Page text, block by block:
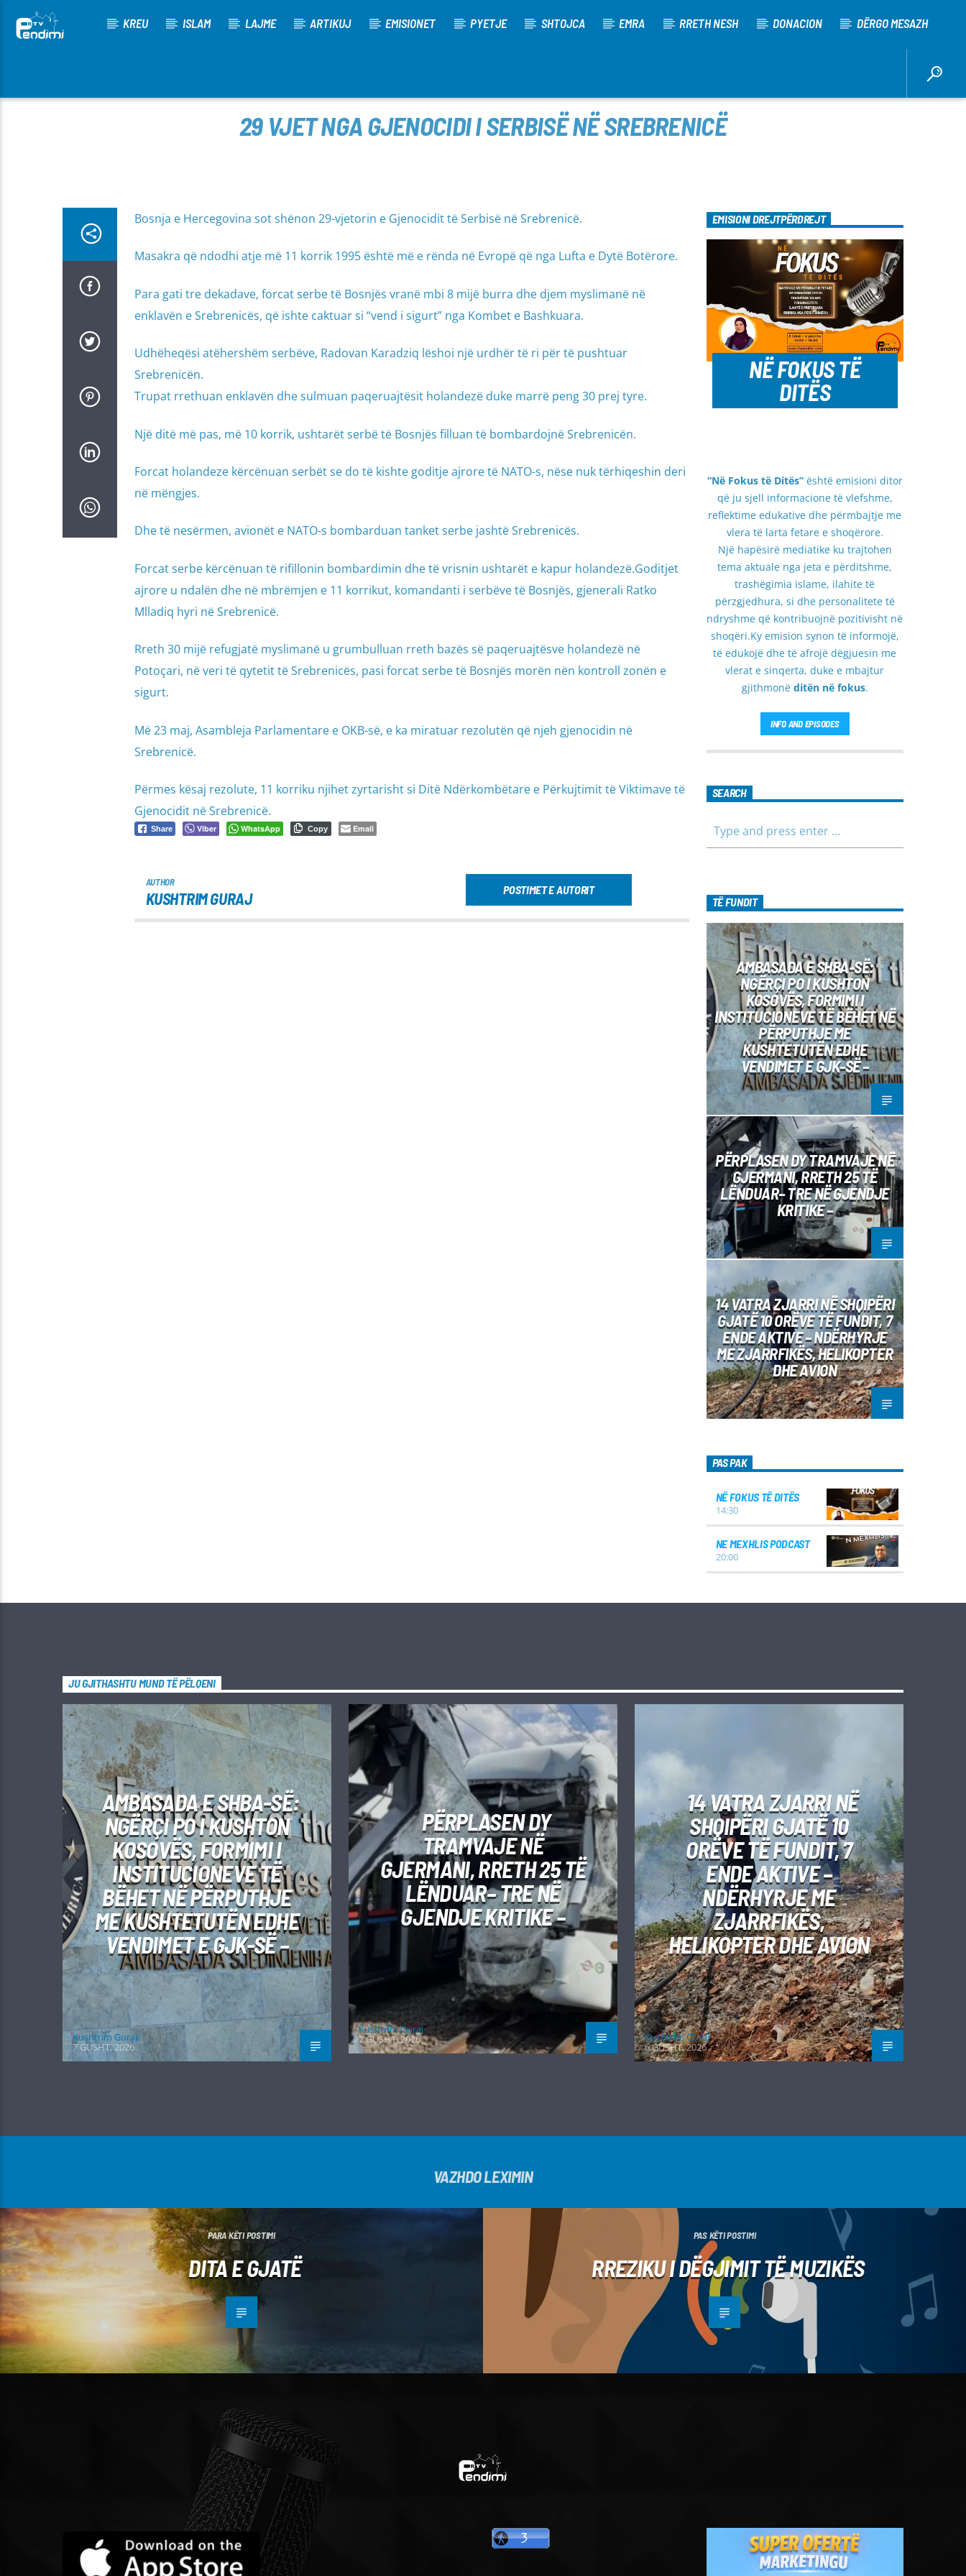
KREU ISLAM LAJME ARTIKUJ EMISIONET PYETJE SHTOJCA EMRA RRETH NESH DONACION DËRGO MESAZH
29 VJET NGA GJENOCIDI I SERBISË NË SREBRENICË
Bosnja e Hercegovina sot shënon 29-vjetorin e Gjenocidit të Serbisë në Srebrenicë.
Masakra që ndodhi atje më 11 korrik 1995 është më e rënda në Evropë që nga Lufta e Dytë Botërore.
Para gati tre dekadave, forcat serbe të Bosnjës vranë mbi 8 mijë burra dhe djem myslimanë në
enklavën e Srebrenicës, që ishte caktuar si “vend i sigurt” nga Kombet e Bashkuara.
Udhëheqësi atëhershëm serbëve, Radovan Karadziq lëshoi një urdhër të ri për të pushtuar
Srebrenicën.
Trupat rrethuan enklavën dhe sulmuan paqeruajtësit holandezë duke marrë peng 30 prej tyre.
Një ditë më pas, më 10 korrik, ushtarët serbë të Bosnjës filluan të bombardojnë Srebrenicën.
Forcat holandeze kërcënuan serbët se do të kishte goditje ajrore të NATO-s, nëse nuk tërhiqeshin deri
në mëngjes.
Dhe të nesërmen, avionët e NATO-s bombarduan tanket serbe jashtë Srebrenicës.
Forcat serbe kërcënuan të rifillonin bombardimin dhe të vrisnin ushtarët e kapur holandezë.Goditjet
ajrore u ndalën dhe në mbrëmjen e 11 korrikut, komandanti i serbëve të Bosnjës, gjenerali Ratko
Mlladiq hyri në Srebrenicë.
Rreth 30 mijë refugjatë myslimanë u grumbulluan rreth bazës së paqeruajtësve holandezë në
Potoçari, në veri të qytetit të Srebrenicës, pasi forcat serbe të Bosnjës morën nën kontroll zonën e
sigurt.
Më 23 maj, Asambleja Parlamentare e OKB-së, e ka miratuar rezolutën që njeh gjenocidin në
Srebrenicë.
Përmes kësaj rezolute, 11 korriku njihet zyrtarisht si Ditë Ndërkombëtare e Përkujtimit të Viktimave të
Gjenocidit në Srebrenicë.
Share Viber WhatsApp Copy Email
AUTHOR
KUSHTRIM GURAJ POSTIMET E AUTORIT
EMISIONI DREJTPËRDREJT
NË FOKUS TË
DITËS
“Në Fokus të Ditës”është emisioni ditor
që ju sjell informacione të vlefshme,
reflektime edukative dhe përmbajtje me
vlera të larta fetare e shoqërore.
Një hapësirë mediatike ku trajtohen
tema aktuale nga jeta e përditshme,
trashëgimia islame, ilahite të
përzgjedhura, si dhe personalitete të
ndryshme që kontribuojnë pozitivisht në
shoqëri.Ky emision synon të informojë,
të edukojë dhe të afrojë dëgjuesin me
vlerat e sinqerta, duke e mbajtur
gjithmonë ditën në fokus.
INFO AND EPISODES
SEARCH
TË FUNDIT
AMBASADA E SHBA-SË:
NGËRÇI PO I KUSHTON
KOSOVËS, FORMIMI I
INSTITUCIONEVE TË BËHET NË
PËRPUTHJE ME
KUSHTETUTËN EDHE
VENDIMET E GJK-SË –
PËRPLASEN DY TRAMVAJE NË
GJERMANI, RRETH 25 TË
LËNDUAR– TRE NË GJENDJE
KRITIKE –
14 VATRA ZJARRI NË SHQIPËRI
GJATË 10 ORËVE TË FUNDIT, 7
ENDE AKTIVE – NDËRHYRJE
ME ZJARRFIKËS, HELIKOPTER
DHE AVION
PAS PAK
NË FOKUS TË DITËS
14:30
NE MEXHLIS PODCAST
20:00
JU GJITHASHTU MUND TË PËLQENI
AMBASADA E SHBA-SË:
NGËRÇI PO I KUSHTON
KOSOVËS, FORMIMI I
INSTITUCIONEVE TË
BËHET NË PËRPUTHJE
ME KUSHTETUTËN EDHE
VENDIMET E GJK-SË –
Kushtrim Guraj
7 GUSHT, 2026
PËRPLASEN DY
TRAMVAJE NË
GJERMANI, RRETH 25 TË
LËNDUAR– TRE NË
GJENDJE KRITIKE –
Kushtrim Guraj
7 GUSHT, 2026
14 VATRA ZJARRI NË
SHQIPËRI GJATË 10
ORËVE TË FUNDIT, 7
ENDE AKTIVE –
NDËRHYRJE ME
ZJARRFIKËS,
HELIKOPTER DHE AVION
Kushtrim Guraj
6 GUSHT, 2026
VAZHDO LEXIMIN
PARA KËTI POSTIMI
DITA E GJATË
PAS KËTI POSTIMI
RREZIKU I DËGJIMIT TË MUZIKËS